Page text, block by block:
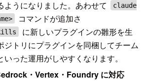
ようになりました。あわせて
claude
コマンドが追加さ
に新しいプラグインの雛形を生
ジトリにプラグインを同梱してチーム
った運用がしやすくなります。
・Vertex・Foundry に対応